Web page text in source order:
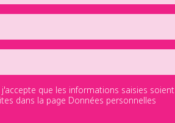
que les informations saisies soient
dans la page Données personnelles